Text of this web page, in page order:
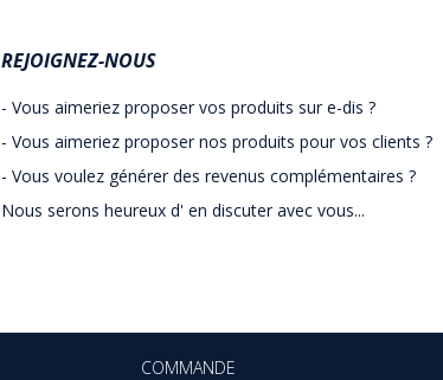
REJOIGNEZ-NOUS
- Vous aimeriez proposer vos produits sur e-dis ?
- Vous aimeriez proposer nos produits pour vos clients ?
- Vous voulez générer des revenus complémentaires ?
Nous serons heureux d' en discuter avec vous...
COMMANDE